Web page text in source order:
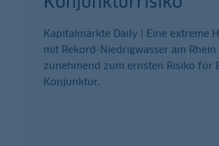
Kapitalmärkte Daily | Eine extreme
mit Rekord-Niedrigwasser am
zunehmend zum ernsten Risiko für
Konjunktur.